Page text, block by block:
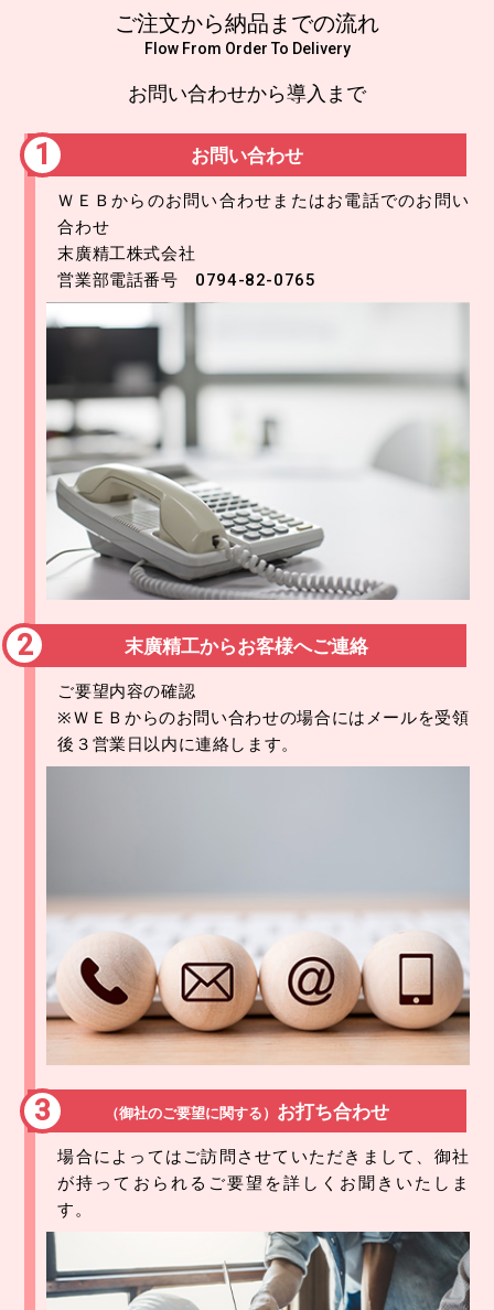
ご注文から納品までの流れ
Flow From Order To Delivery
お問い合わせから導入まで
お問い合わせ
ＷＥＢからのお問い合わせ またはお電話でのお問い
合わせ
末廣精工株式会社
営業部電話番号 0794-82-0765
末廣精工からお客様へご連絡
ご要望内容の確認
※ＷＥＢからのお問い合わせの場合には メールを受領
後３営業日以内に連絡します。
（御社のご要望に関する） お打ち合わせ
場合によってはご訪問させていただきまして、 御社
が持っておられるご要望を詳しくお聞きいたしま
す。